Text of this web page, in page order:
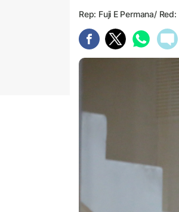
Rep: Fuji E Permana/ Red: